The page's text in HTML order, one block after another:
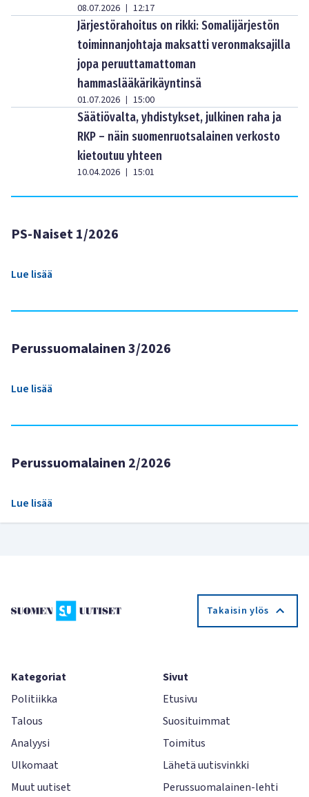
08.07.2026 | 12:17
Järjestörahoitus on rikki: Somalijärjestön
toiminnanjohtaja maksatti veronmaksajilla
jopa peruuttamattoman
hammaslääkärikäyntinsä
01.07.2026 | 15:00
Säätiövalta, yhdistykset, julkinen raha ja
RKP – näin suomenruotsalainen verkosto
kietoutuu yhteen
10.04.2026 | 15:01
PS-Naiset 1/2026
Lue lisää
Perussuomalainen 3/2026
Lue lisää
Perussuomalainen 2/2026
Lue lisää
Takaisin ylös
Kategoriat
Politiikka
Talous
Analyysi
Ulkomaat
Muut uutiset
Sivut
Etusivu
Suosituimmat
Toimitus
Lähetä uutisvinkki
Perussuomalainen-lehti